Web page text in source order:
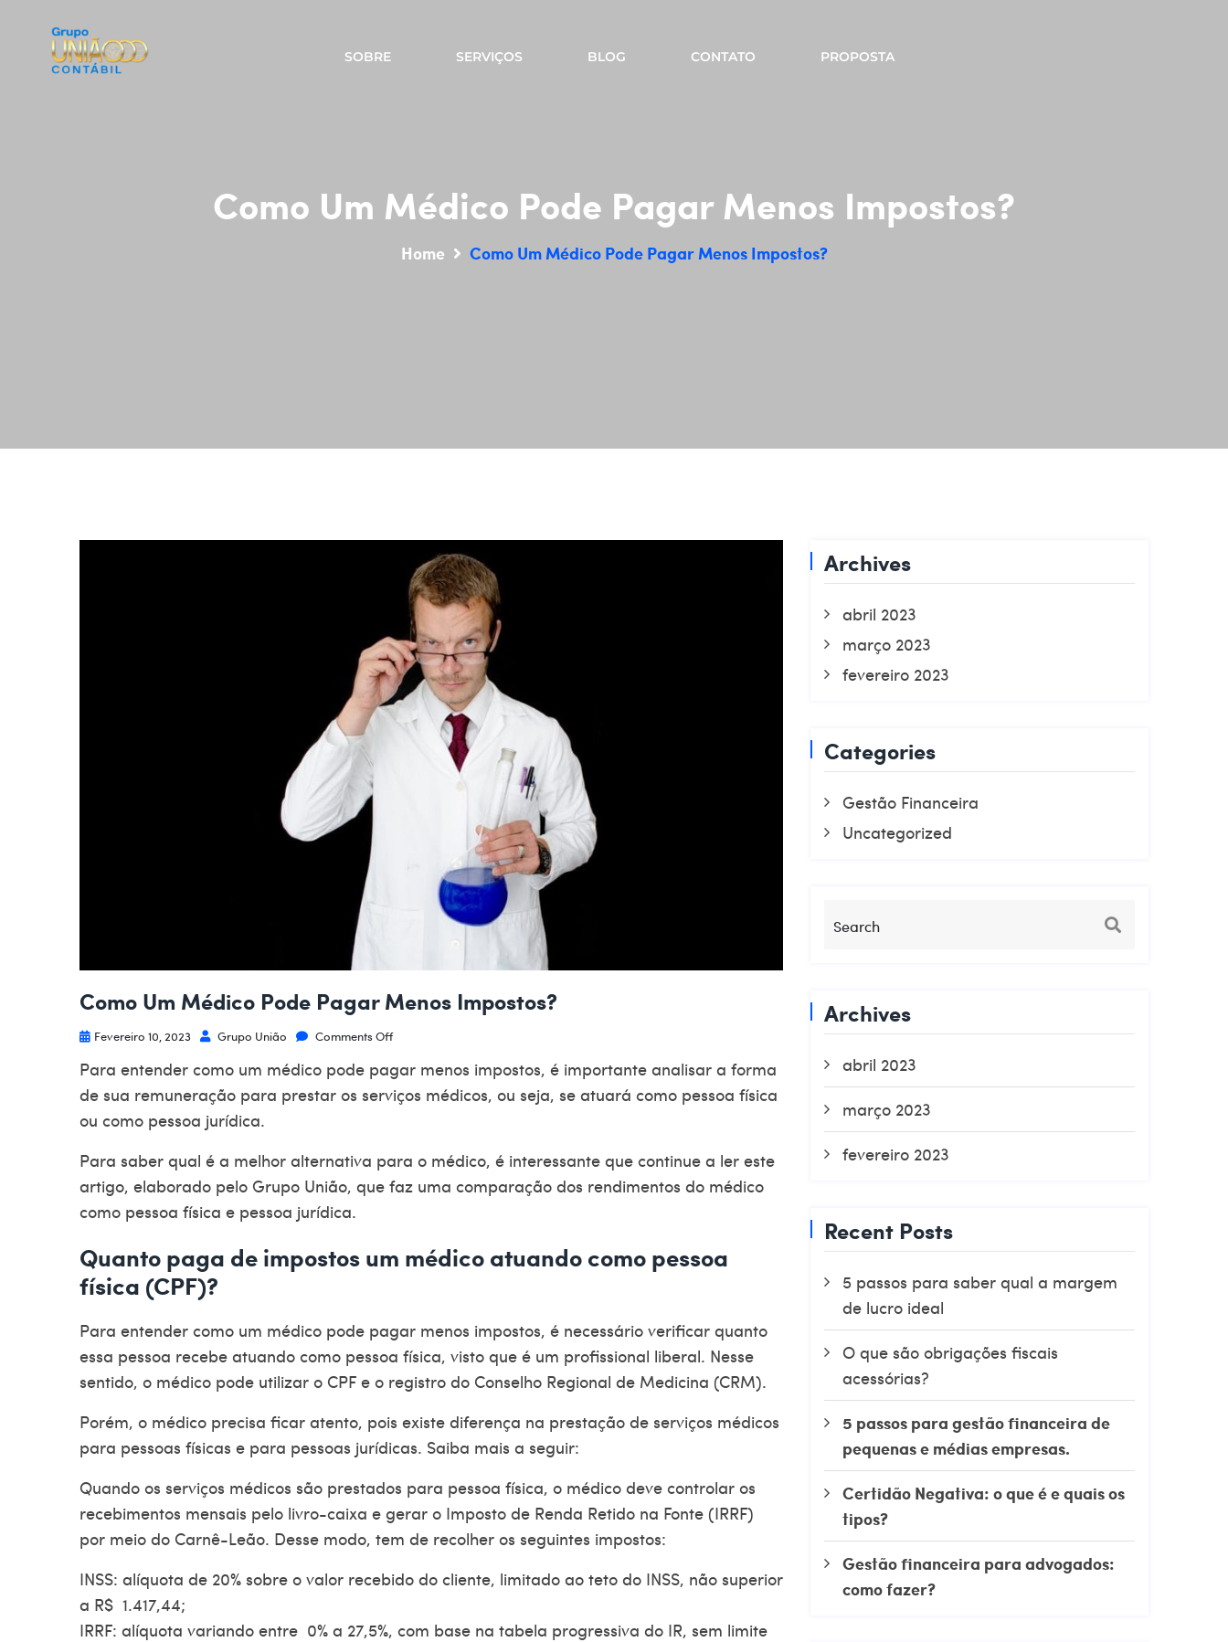
SOBRE SERVIÇOS BLOG CONTATO PROPOSTA
Como Um Médico Pode Pagar Menos Impostos?
Home Como Um Médico Pode Pagar Menos Impostos?
Como Um Médico Pode Pagar Menos Impostos?
Fevereiro 10, 2023 Grupo União Comments Off
Para entender como um médico pode pagar menos impostos, é importante analisar a forma
de sua remuneração para prestar os serviços médicos, ou seja, se atuará como pessoa física
ou como pessoa jurídica.
Para saber qual é a melhor alternativa para o médico, é interessante que continue a ler este
artigo, elaborado pelo Grupo União, que faz uma comparação dos rendimentos do médico
como pessoa física e pessoa jurídica.
Quanto paga de impostos um médico atuando como pessoa
física (CPF)?
Para entender como um médico pode pagar menos impostos, é necessário verificar quanto
essa pessoa recebe atuando como pessoa física, visto que é um profissional liberal. Nesse
sentido, o médico pode utilizar o CPF e o registro do Conselho Regional de Medicina (CRM).
Porém, o médico precisa ficar atento, pois existe diferença na prestação de serviços médicos
para pessoas físicas e para pessoas jurídicas. Saiba mais a seguir:
Quando os serviços médicos são prestados para pessoa física, o médico deve controlar os
recebimentos mensais pelo livro-caixa e gerar o Imposto de Renda Retido na Fonte (IRRF)
por meio do Carnê-Leão. Desse modo, tem de recolher os seguintes impostos:
INSS: alíquota de 20% sobre o valor recebido do cliente, limitado ao teto do INSS, não superior
a R$ 1.417,44;
IRRF: alíquota variando entre 0% a 27,5%, com base na tabela progressiva do IR, sem limite
Archives
abril 2023
março 2023
fevereiro 2023
Categories
Gestão Financeira
Uncategorized
Archives
abril 2023
março 2023
fevereiro 2023
Recent Posts
5 passos para saber qual a margem
de lucro ideal
O que são obrigações fiscais
acessórias?
5 passos para gestão financeira de
pequenas e médias empresas.
Certidão Negativa: o que é e quais os
tipos?
Gestão financeira para advogados:
como fazer?